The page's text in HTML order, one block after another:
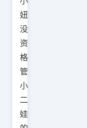
妞
没
资
格
管
小
二
娃